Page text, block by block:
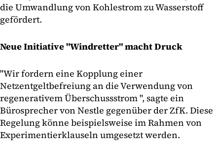
die Umwandlung von Kohlestrom zu Wasserstoff
gefördert.
Neue Initiative "Windretter" macht Druck
"Wir fordern eine Kopplung einer
Netzentgeltbefreiung an die Verwendung von
regenerativem Überschussstrom ", sagte ein
Bürosprecher von Nestle gegenüber der ZfK. Diese
Regelung könne beispielsweise im Rahmen von
Experimentierklauseln umgesetzt werden.